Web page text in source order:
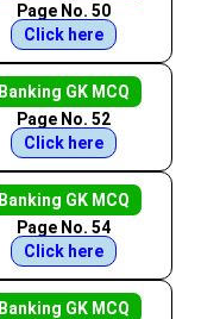
Page No. 50
Click here
Banking GK MCQ
Page No. 52
Click here
Banking GK MCQ
Page No. 54
Click here
Banking GK MCQ